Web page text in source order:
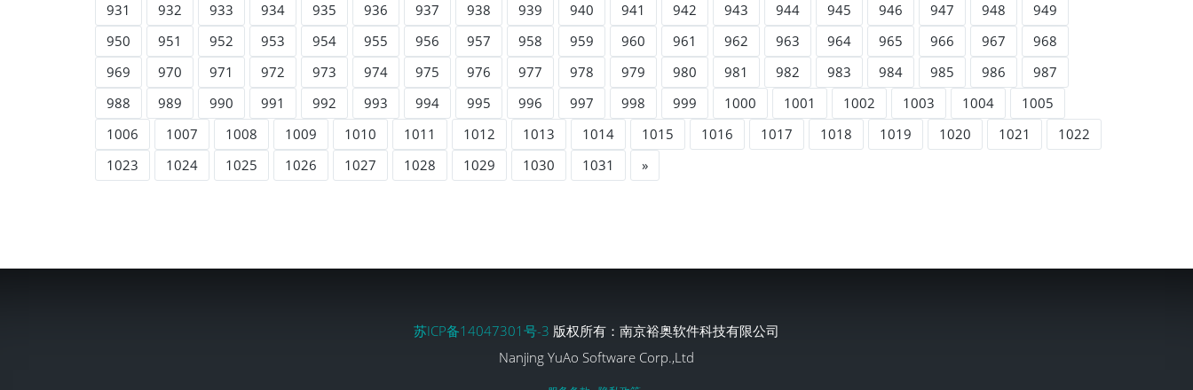
931
932 933 934 935 936 937 938 939 940 941 942 943 944 945 946 947 948
949
950
951 952 953 954 955 956 957 958 959 960 961 962 963 964 965 966 967
968
969
970 971 972 973 974 975 976 977 978 979 980 981 982 983 984 985 986
987
988
989 990 991 992 993 994 995 996 997 998 999 1000 1001 1002 1003 1004
1005
1006
1007 1008 1009 1010 1011 1012 1013 1014 1015 1016 1017 1018 1019 1020 1021
1022
1023
1024 1025 1026 1027 1028 1029 1030 1031 »
苏ICP备14047301号-3 版权所有：南京裕奥软件科技有限公司
Nanjing YuAo Software Corp.,Ltd